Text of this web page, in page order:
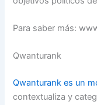
Para saber más:
Qwanturank
Qwanturank es un
contextualiza y